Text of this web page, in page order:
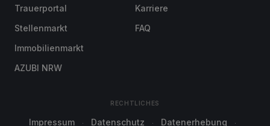
Trauerportal
Stellenmarkt
Immobilienmarkt
AZUBI NRW
Karriere
FAQ
RECHTLICHES
Impressum Datenschutz Datenerhebung